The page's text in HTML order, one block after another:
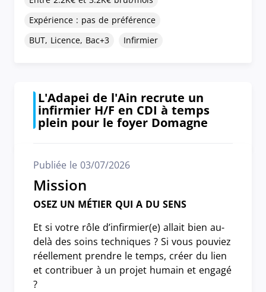
Expérience : pas de préférence
BUT, Licence, Bac+3
Infirmier
L'Adapei de l'Ain recrute un
infirmier H/F en CDI à temps
plein pour le foyer Domagne
Publiée le 03/07/2026
Mission
OSEZ UN MÉTIER QUI A DU SENS
Et si votre rôle d’infirmier(e) allait bien au-
delà des soins techniques ? Si vous pouviez
réellement prendre le temps, créer du lien
et contribuer à un projet humain et engagé
?